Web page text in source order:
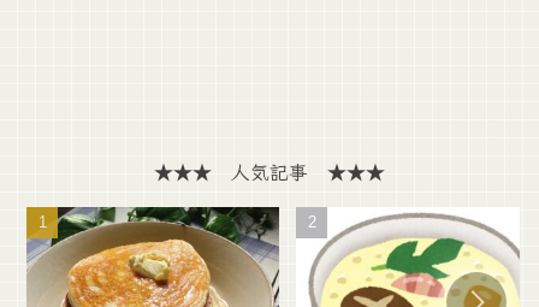
★★★ 人気記事 ★★★